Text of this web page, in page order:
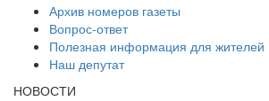
Архив номеров газеты
Вопрос-ответ
Полезная информация для жителей
Наш депутат
НОВОСТИ